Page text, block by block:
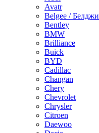
Avatr
Belgee / Белджи
Bentley
BMW
Brilliance
Buick
BYD
Cadillac
Changan
Chery
Chevrolet
Chrysler
Citroen
Daewoo